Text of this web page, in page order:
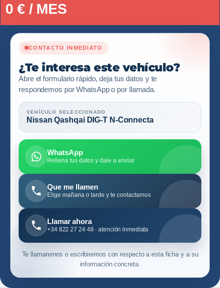
0 € / MES
CONTACTO INMEDIATO
¿Te interesa este vehículo?
Abre el formulario rápido, deja tus datos y te
respondemos por WhatsApp o por llamada.
VEHÍCULO SELECCIONADO
Nissan Qashqai DIG-T N-Connecta
WhatsApp
Rellena tus datos y dale a enviar
Que me llamen
Elige mañana o tarde y te contactamos
Llamar ahora
+34 822 27 24 48 · atención inmediata
Te llamaremos o escribiremos con respecto a esta ficha y a su
información concreta.